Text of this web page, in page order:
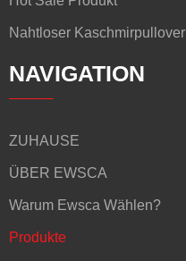
Nahtloser Kaschmirpullover
NAVIGATION
ZUHAUSE
ÜBER EWSCA
Warum Ewsca Wählen?
Produkte